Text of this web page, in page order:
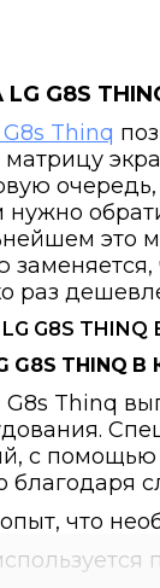
LG G8S
Thinq
матрицу
нужно
это
раз
G8S THINQ В
G8s Thinq
с помощью
что